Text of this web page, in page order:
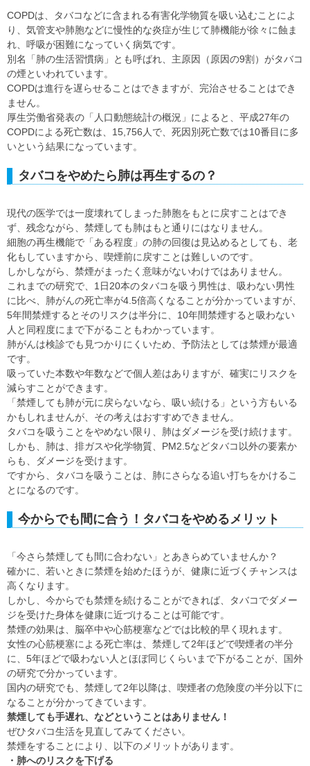
COPDは、タバコなどに含まれる有害化学物質を吸い込むことによ
り、気管支や肺胞などに慢性的な炎症が生じて肺機能が徐々に蝕ま
れ、呼吸が困難になっていく病気です。
別名「肺の生活習慣病」とも呼ばれ、主原因（原因の9割）がタバコ
の煙といわれています。
COPDは進行を遅らせることはできますが、完治させることはでき
ません。
厚生労働省発表の「人口動態統計の概況」によると、平成27年の
COPDによる死亡数は、15,756人で、死因別死亡数では10番目に多
いという結果になっています。
タバコをやめたら肺は再生するの？
現代の医学では一度壊れてしまった肺胞をもとに戻すことはでき
ず、残念ながら、禁煙しても肺はもと通りにはなりません。
細胞の再生機能で「ある程度」の肺の回復は見込めるとしても、老
化もしていますから、喫煙前に戻すことは難しいのです。
しかしながら、禁煙がまったく意味がないわけではありません。
これまでの研究で、1日20本のタバコを吸う男性は、吸わない男性
に比べ、肺がんの死亡率が4.5倍高くなることが分かっていますが、
5年間禁煙するとそのリスクは半分に、10年間禁煙すると吸わない
人と同程度にまで下がることもわかっています。
肺がんは検診でも見つかりにくいため、予防法としては禁煙が最適
です。
吸っていた本数や年数などで個人差はありますが、確実にリスクを
減らすことができます。
「禁煙しても肺が元に戻らないなら、吸い続ける」という方もいる
かもしれませんが、その考えはおすすめできません。
タバコを吸うことをやめない限り、肺はダメージを受け続けます。
しかも、肺は、排ガスや化学物質、PM2.5などタバコ以外の要素か
らも、ダメージを受けます。
ですから、タバコを吸うことは、肺にさらなる追い打ちをかけるこ
とになるのです。
今からでも間に合う！タバコをやめるメリット
「今さら禁煙しても間に合わない」とあきらめていませんか？
確かに、若いときに禁煙を始めたほうが、健康に近づくチャンスは
高くなります。
しかし、今からでも禁煙を続けることができれば、タバコでダメー
ジを受けた身体を健康に近づけることは可能です。
禁煙の効果は、脳卒中や心筋梗塞などでは比較的早く現れます。
女性の心筋梗塞による死亡率は、禁煙して2年ほどで喫煙者の半分
に、5年ほどで吸わない人とほぼ同じくらいまで下がることが、国外
の研究で分かっています。
国内の研究でも、禁煙して2年以降は、喫煙者の危険度の半分以下に
なることが分かってきています。
禁煙しても手遅れ、などということはありません！
ぜひタバコ生活を見直してみてください。
禁煙をすることにより、以下のメリットがあります。
・肺へのリスクを下げる